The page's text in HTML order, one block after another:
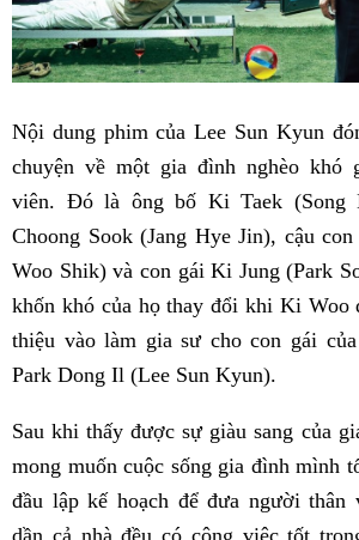
Nội dung phim của Lee Sun Kyun
chuyện về một gia đình nghèo khó
viên. Đó là ông bố Ki Taek (Song
Choong Sook (Jang Hye Jin), cậu
Woo Shik) và con gái Ki Jung (Park
khốn khó của họ thay đổi khi Ki Woo
thiệu vào làm gia sư cho con gái
Park Dong Il (Lee Sun Kyun).
Sau khi thấy được sự giàu sang của
mong muốn cuộc sống gia đình mình
đầu lập kế hoạch để đưa người thân